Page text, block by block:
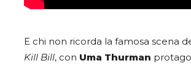
E chi non ricorda la famosa scena
Kill Bill, con Uma Thurman